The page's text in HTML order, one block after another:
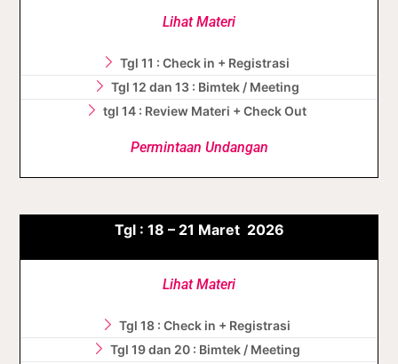
Lihat Materi
Tgl 11 : Check in + Registrasi
Tgl 12 dan 13 : Bimtek / Meeting
tgl 14 : Review Materi + Check Out
Permintaan Undangan
Tgl : 18 – 21 Maret 2026
Lihat Materi
Tgl 18 : Check in + Registrasi
Tgl 19 dan 20 : Bimtek / Meeting